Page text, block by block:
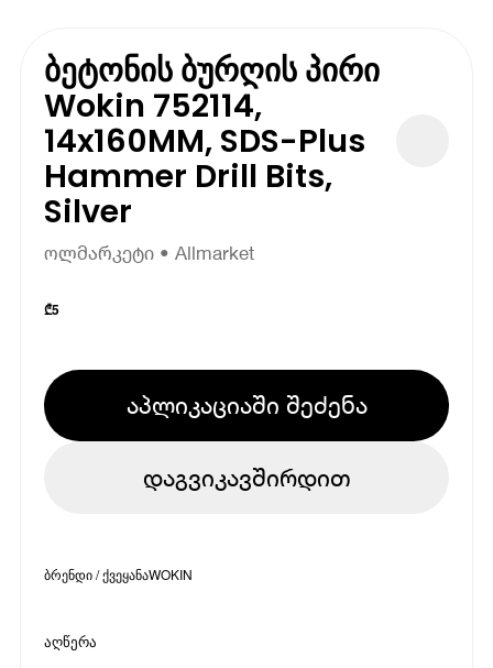
ბეტონის ბურღის პირი
Wokin 752114,
14x160MM, SDS-Plus
Hammer Drill Bits,
Silver
ოლმარკეტი • Allmarket
₾5
აპლიკაციაში შეძენა
დაგვიკავშირდით
ბრენდი / ქვეყანაWOKIN
აღწერა